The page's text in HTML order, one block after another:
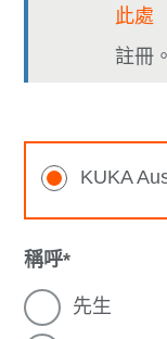
此處
註冊。
KUKA
稱呼
先生